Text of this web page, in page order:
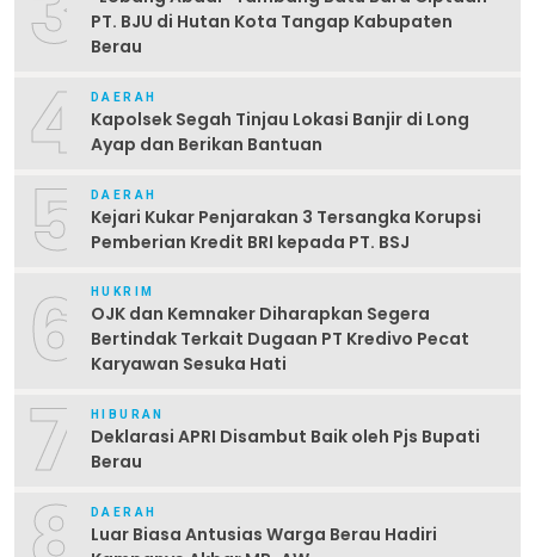
PT. BJU di Hutan Kota Tangap Kabupaten
Berau
4 DAERAH
Kapolsek Segah Tinjau Lokasi Banjir di Long
Ayap dan Berikan Bantuan
5 DAERAH
Kejari Kukar Penjarakan 3 Tersangka Korupsi
Pemberian Kredit BRI kepada PT. BSJ
6 HUKRIM
OJK dan Kemnaker Diharapkan Segera
Bertindak Terkait Dugaan PT Kredivo Pecat
Karyawan Sesuka Hati
7 HIBURAN
Deklarasi APRI Disambut Baik oleh Pjs Bupati
Berau
DAERAH
Luar Biasa Antusias Warga Berau Hadiri